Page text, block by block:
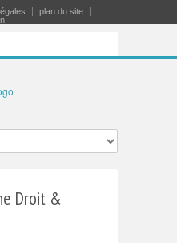
plan du site
Droit &